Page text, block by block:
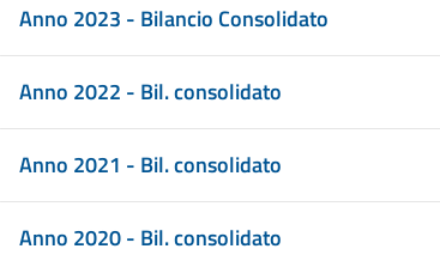
Anno 2023 - Bilancio Consolidato
Anno 2022 - Bil. consolidato
Anno 2021 - Bil. consolidato
Anno 2020 - Bil. consolidato